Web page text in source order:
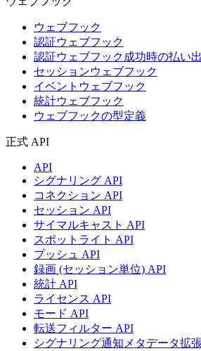
ウェブフック
認証ウェブフック
認証ウェブフック成功時の払い
セッションウェブフック
イベントウェブフック
統計ウェブフック
ウェブフックの型定義
正式 API
API
シグナリング API
コネクション API
セッション API
サイマルキャスト API
スポットライト API
プッシュ API
録画 (セッション単位) API
統計 API
ライセンス API
モード API
転送フィルター API
シグナリング通知メタデータ拡